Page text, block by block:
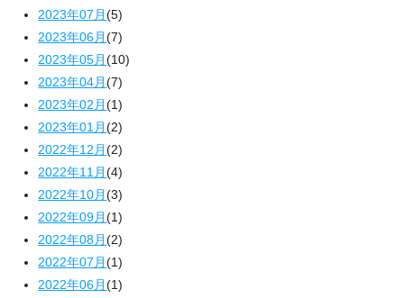
2023年07月(5)
2023年06月(7)
2023年05月(10)
2023年04月(7)
2023年02月(1)
2023年01月(2)
2022年12月(2)
2022年11月(4)
2022年10月(3)
2022年09月(1)
2022年08月(2)
2022年07月(1)
2022年06月(1)